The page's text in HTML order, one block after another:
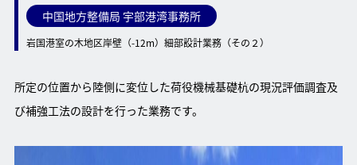
中国地方整備局 宇部港湾事務所
岩国港室の木地区岸壁（-12m）細部設計業務（その２）
所定の位置から陸側に変位した荷役機械基礎杭の現況評価調査及
び補強工法の設計を行った業務です。